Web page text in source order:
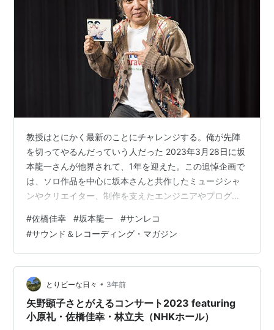
教授はとにかく最新のことにチャレンジする。俺が先陣
を切ってやるんだっていう人だった 2023年3月28日に坂
本龍一さんが他界されて、1年を迎えた。この追悼企画で
は、ソロ作品を中心に坂本さんと共作したミュージシャ
ンやクリエイター、制作を支えたエンジニアやプログラ
との共同作業を語っていただいた。 日本を代表するセッ
ションギタリスト佐橋佳幸は、1990年代güt期の坂本作
品に多数参加。山下達郎や小田和正など名だたるアーテ
ィストをサポートしてきた彼の目から、坂本龍一とのセ
ッションの特別な部分を語ってもらう。 Text：iori
matsumoto P…
#佐橋佳幸 #坂本龍一 #サンレコ
#サウンド＆レコーディング・マガジン
とりビーな日々 • 3年前
矢野顕子さとがえるコンサート2023 featuring
小原礼・佐橋佳幸・林立夫（NHKホール）